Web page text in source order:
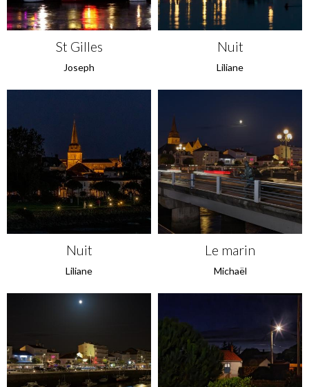
St Gilles
Joseph
Nuit
Liliane
Nuit
Liliane
Le marin
Michaël